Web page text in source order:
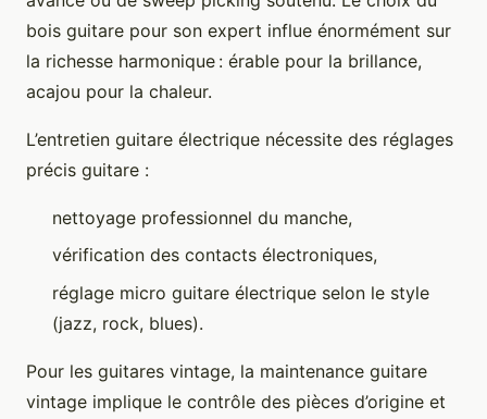
bois guitare pour son expert influe énormément sur
la richesse harmonique : érable pour la brillance,
acajou pour la chaleur.
L’entretien guitare électrique nécessite des réglages
précis guitare :
nettoyage professionnel du manche,
vérification des contacts électroniques,
réglage micro guitare électrique selon le style
(jazz, rock, blues).
Pour les guitares vintage, la maintenance guitare
vintage implique le contrôle des pièces d’origine et